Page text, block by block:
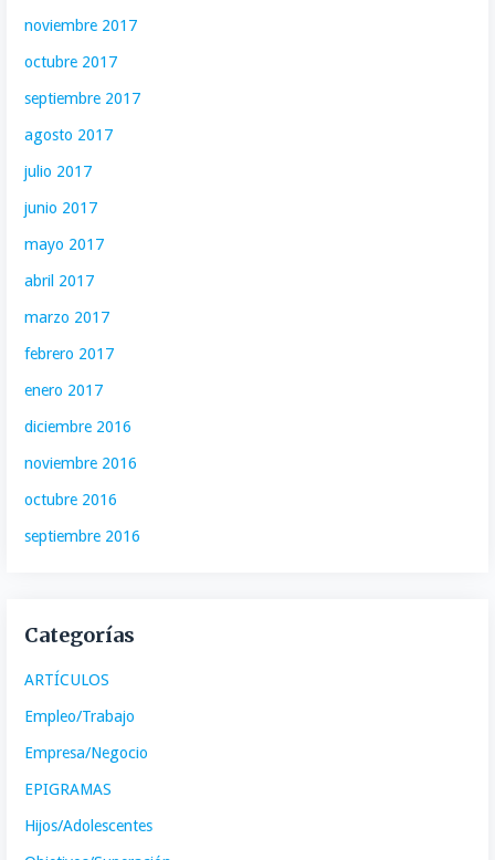
noviembre 2017
octubre 2017
septiembre 2017
agosto 2017
julio 2017
junio 2017
mayo 2017
abril 2017
marzo 2017
febrero 2017
enero 2017
diciembre 2016
noviembre 2016
octubre 2016
septiembre 2016
Categorías
ARTÍCULOS
Empleo/Trabajo
Empresa/Negocio
EPIGRAMAS
Hijos/Adolescentes